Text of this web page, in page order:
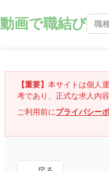
動画で職結び
【重要】 本サイトは個人
考であり、正式な求人内
ご利用前にプライバシー